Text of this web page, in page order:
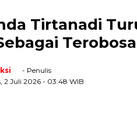
Tirtanadi
- Penulis
2 Juli 2026- 03:48 WIB